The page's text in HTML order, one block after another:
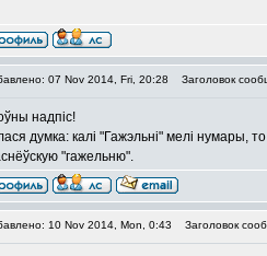
07 Nov 2014, Fri, 20:28 Заголовок
надпіс!
думка: калі "Гажэльні" мелі нумары,
"гажельню".
10 Nov 2014, Mon, 0:43 Заголовок